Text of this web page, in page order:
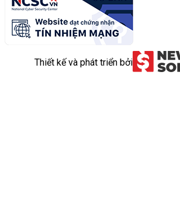
Thiết kế và phát triển bởi